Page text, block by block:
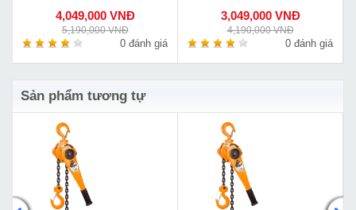
4,049,000 VNĐ
5,190,000 VNĐ
0 đánh giá
3,049,000 VNĐ
4,190,000 VNĐ
0 đánh giá
Sản phẩm tương tự